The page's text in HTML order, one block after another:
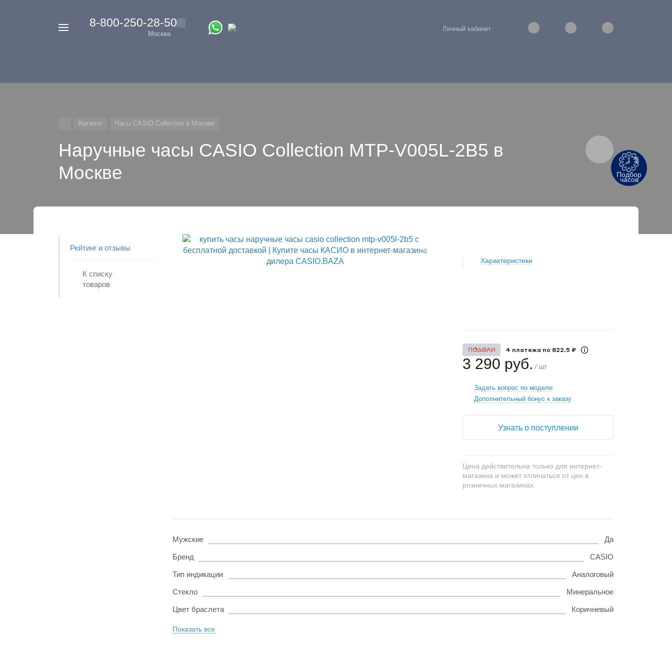
‭8-800-250-28-50
Москва
Личный кабинет
Каталог Часы CASIO Collection в Москве
Наручные часы CASIO Collection MTP-V005L-2B5 в
Москве
Рейтинг и отзывы
К списку
товаров
Характеристики
4 платежа по 822.5 ₽
3 290 руб. / шт
Задать вопрос по модели
Дополнительный бонус к заказу
Узнать о поступлении
Цена действительна только для интернет-
магазина и может отличаться от цен в
розничных магазинах.
Мужские Да
Бренд CASIO
Тип индикации Аналоговый
Стекло Минеральное
Цвет браслета Коричневый
Показать все
Подбор
часов